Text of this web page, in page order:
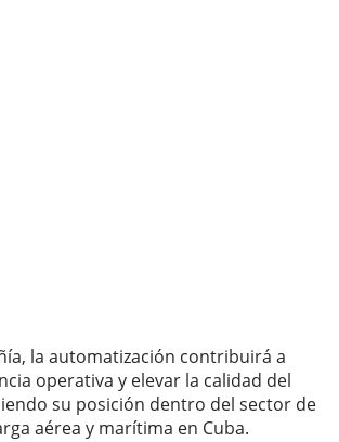
la automatización contribuirá a
operativa y elevar la calidad del
su posición dentro del sector de
aérea y marítima en Cuba.